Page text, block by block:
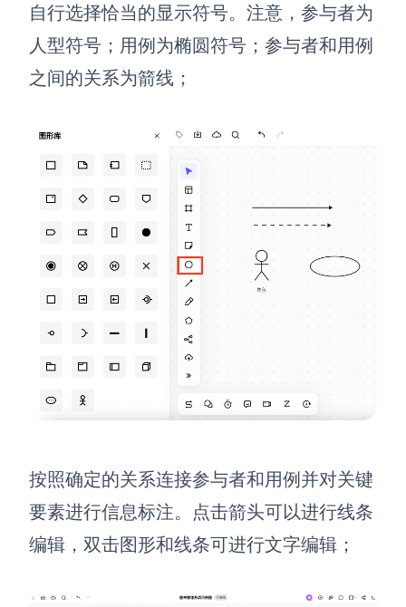
自行选择恰当的显示符号。注意，参与者为
人型符号；用例为椭圆符号；参与者和用例
之间的关系为箭线；
按照确定的关系连接参与者和用例并对关键
要素进行信息标注。点击箭头可以进行线条
编辑，双击图形和线条可进行文字编辑；